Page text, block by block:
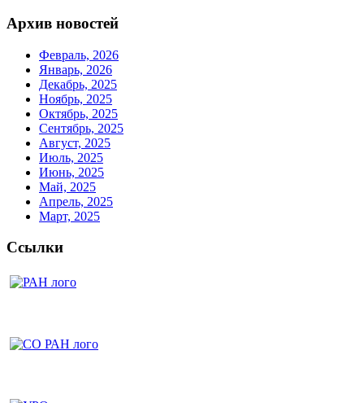
Архив новостей
Февраль, 2026
Январь, 2026
Декабрь, 2025
Ноябрь, 2025
Октябрь, 2025
Сентябрь, 2025
Август, 2025
Июль, 2025
Июнь, 2025
Май, 2025
Апрель, 2025
Март, 2025
Ссылки